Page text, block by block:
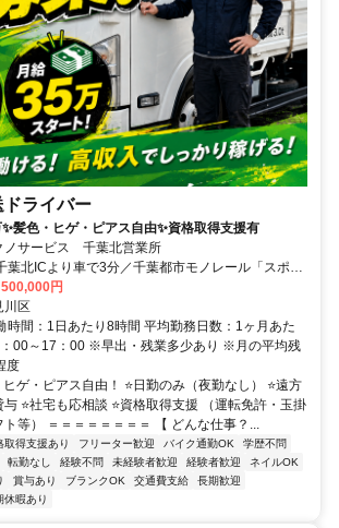
ライバー
髪色・ヒゲ・ピアス自由✨資格取得支援有
ノサービス 千葉北営業所
葉北ICより車で3分／千葉都市モノレール「スポー
り車で10分★従業員全員がマイカー通勤です〇
円
川区
時間：1日あたり8時間 平均勤務日数：1ヶ月あた
00～17：00 ※早出・残業多少あり ※月の平均残
度
ゲ・ピアス自由！ ⭐日勤のみ（夜勤なし） ⭐遠方
⭐社宅も応相談 ⭐資格取得支援 （運転免許・玉掛
等） ＝＝＝＝＝＝＝＝ 【 どんな仕事？...
取得支援あり フリーター歓迎 バイク通勤OK
学歴不問
転勤なし 経験不問 未経験者歓迎 経験者歓迎
ネイルOK
賞与あり ブランクOK 交通費支給
長期歓迎
休暇あり